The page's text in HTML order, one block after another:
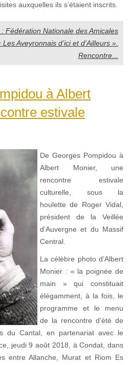
auxquelles ils s’étaient inscrits.
Fédération Nationale des Amicales
Aveyronnais d’ici et d’Ailleurs ».
Rencontre...
à Albert
estivale
De Georges Pompidou à
Albert Monier, une
rencontre estivale
culturelle, sous la
houlette de Roger Vidal,
président de la Veillée
d’Auvergne et du Massif
Central.
La célèbre photo d’Albert
Monier : « la poignée de
main » qui constituait
élégamment, à la fois, le
programme et le menu
de la rencontre d’été de
du Cantal, en partenariat avec le
jeudi 9 août 2018, à Condat, dans
entre Allanche, Murat et Riom Es